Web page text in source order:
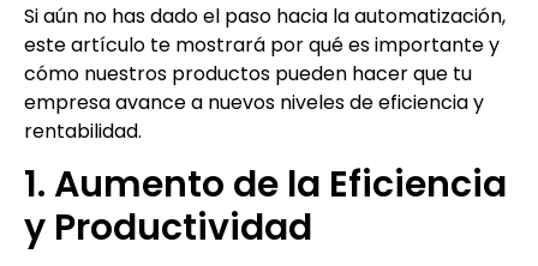
Si aún no has dado el paso hacia la automatización,
este artículo te mostrará por qué es importante y
cómo nuestros productos pueden hacer que tu
empresa avance a nuevos niveles de eficiencia y
rentabilidad.
1. Aumento de la Eficiencia
y Productividad